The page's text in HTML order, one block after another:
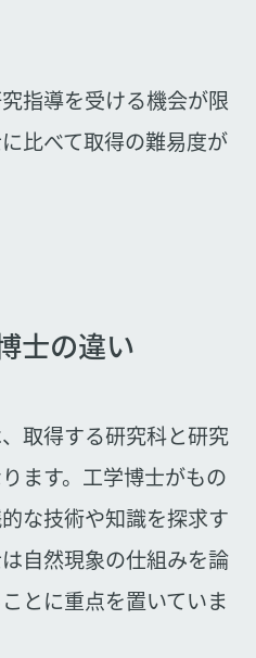
指導を受ける機会が限
比べて取得の難易度が
士の違い
取得する研究科と研究
ます。工学博士がもの
な技術や知識を探求す
自然現象の仕組みを論
とに重点を置いていま